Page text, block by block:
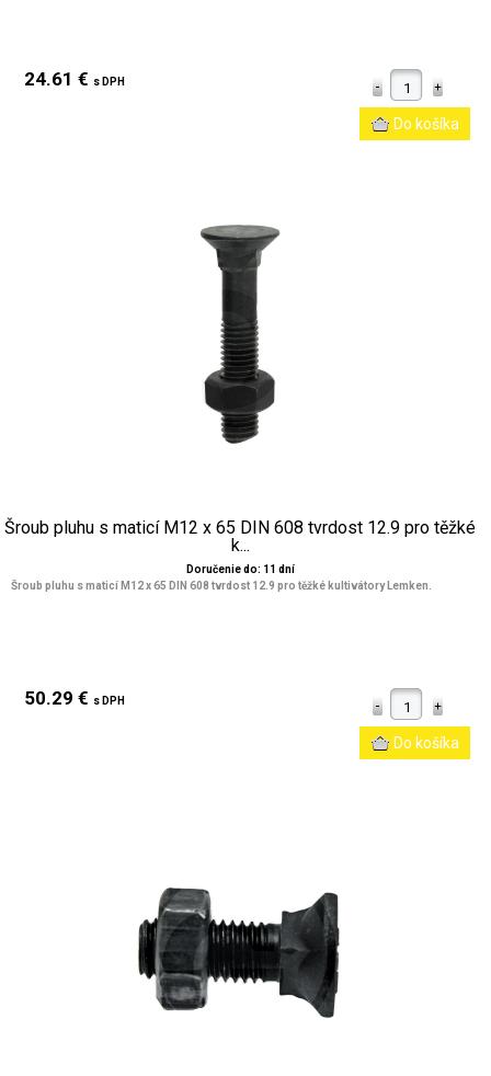
24.61 € s DPH
Šroub pluhu s maticí M12 x 65 DIN 608 tvrdost 12.9 pro těžké
k...
Doručenie do: 11 dní
Šroub pluhu s maticí M12 x 65 DIN 608 tvrdost 12.9 pro těžké kultivátory Lemken.
50.29 € s DPH